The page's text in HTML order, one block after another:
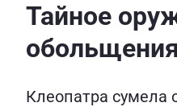
Тайное
обольщения
Клеопатра сумела